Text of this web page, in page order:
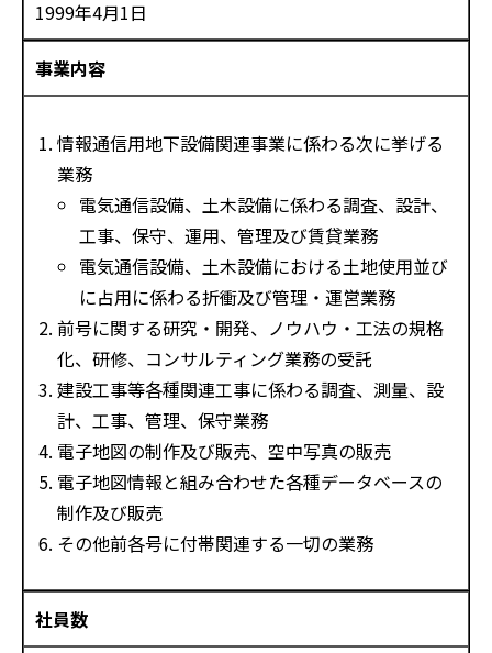
1999年4月1日
事業内容
情報通信用地下設備関連事業に係わる次に挙げる
業務
電気通信設備、土木設備に係わる調査、設計、
工事、保守、運用、管理及び賃貸業務
電気通信設備、土木設備における土地使用並び
に占用に係わる折衝及び管理・運営業務
前号に関する研究・開発、ノウハウ・工法の規格
化、研修、コンサルティング業務の受託
建設工事等各種関連工事に係わる調査、測量、設
計、工事、管理、保守業務
電子地図の制作及び販売、空中写真の販売
電子地図情報と組み合わせた各種データベースの
制作及び販売
その他前各号に付帯関連する一切の業務
社員数